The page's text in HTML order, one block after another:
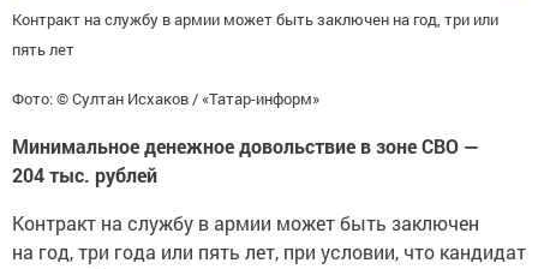
Контракт на службу в армии может быть заключен на год, три или
пять лет
Фото: © Султан Исхаков / «Татар-информ»
Минимальное денежное довольствие в зоне СВО —
204 тыс. рублей
Контракт на службу в армии может быть заключен
на год, три года или пять лет, при условии, что кандидат